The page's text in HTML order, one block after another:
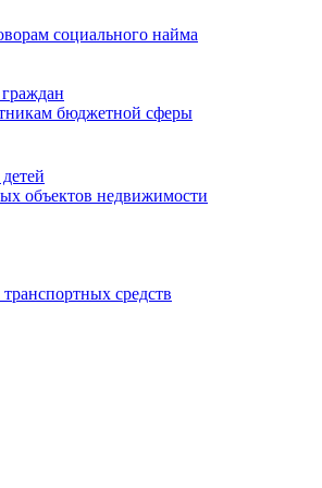
социального найма
бюджетной сферы
объектов недвижимости
средств